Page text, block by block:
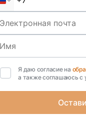
Я даю согласие на
а также соглашаюсь с